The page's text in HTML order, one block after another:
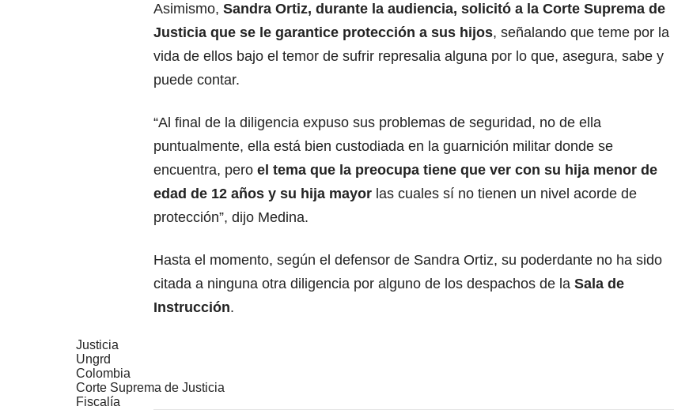
Asimismo, Sandra Ortiz, durante la audiencia, solicitó a la Corte Suprema de
Justicia que se le garantice protección a sus hijos, señalando que teme por la
vida de ellos bajo el temor de sufrir represalia alguna por lo que, asegura, sabe y
puede contar.
“Al final de la diligencia expuso sus problemas de seguridad, no de ella
puntualmente, ella está bien custodiada en la guarnición militar donde se
encuentra, pero el tema que la preocupa tiene que ver con su hija menor de
edad de 12 años y su hija mayor las cuales sí no tienen un nivel acorde de
protección”, dijo Medina.
Hasta el momento, según el defensor de Sandra Ortiz, su poderdante no ha sido
citada a ninguna otra diligencia por alguno de los despachos de la Sala de
Instrucción.
Justicia
Ungrd
Colombia
Corte Suprema de Justicia
Fiscalía